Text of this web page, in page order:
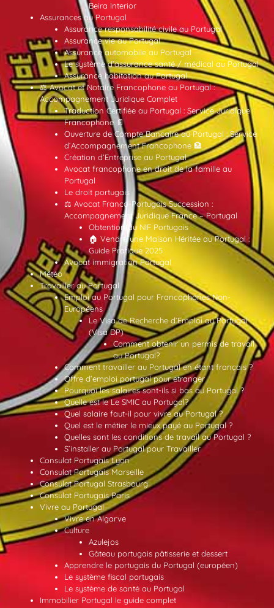
Beira Interior
Assurances au Portugal
Assurance responsabilité civile au Portugal
Assurance vie au Portugal
Assurance automobile au Portugal
Le système d’assurance santé / médical au Portugal
Assurance habitation au Portugal
⚖️ Avocat et Notaire Francophone au Portugal :
Accompagnement Juridique Complet
Traduction Certifiée au Portugal : Service Juridique
Francophone 📄
Ouverture de Compte Bancaire au Portugal : Service
d’Accompagnement Francophone 🏦
Création d’Entreprise au Portugal
Avocat francophone en droit de la famille au
Portugal
Le droit portugais
⚖️ Avocat Franco-Portugais Succession :
Accompagnement Juridique France – Portugal
Obtention du NIF Portugais
🏠 Vendre une Maison Héritée au Portugal :
Guide Pratique 2025
Avocat immigration Portugal
Météo
Travailler au Portugal
Emploi au Portugal pour Francophones Non-
Européens
Le Visa de Recherche d’Emploi au Portugal
(Visa DP)
Comment obtenir un permis de travail
au Portugal?
Comment travailler au Portugal en étant français ?
Offre d’emploi portugal pour etranger
Pourquoi les salaires sont-ils si bas au Portugal ?
Quelle est le Le SMIC au Portugal?
Quel salaire faut-il pour vivre au Portugal ?
Quel est le métier le mieux payé au Portugal ?
Quelles sont les conditions de travail au Portugal ?
S’installer au Portugal pour Travailler
Consulat Portugais Lyon
Consulat Portugais Marseille
Consulat Portugal Strasbourg
Consulat Portugais Paris
Vivre au Portugal
Vivre en Algarve
Culture
Azulejos
Gâteau portugais pâtisserie et dessert
Apprendre le portugais du Portugal (européen)
Le système fiscal portugais
Le système de santé au Portugal
Immobilier Portugal le guide complet